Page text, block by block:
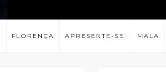
FLORENÇA APRESENTE-SE! MALA